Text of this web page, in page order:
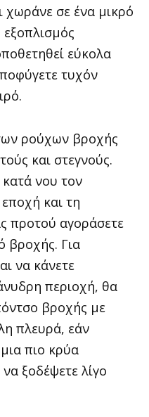
χωράνε σε ένα μικρό
εύκολα
τυχόν
ρούχων βροχής
και στεγνούς.
νου τον
και τη
προτού αγοράσετε
βροχής. Για
να κάνετε
περιοχή, θα
βροχής με
πλευρά, εάν
πιο κρύα
ξοδέψετε λίγο